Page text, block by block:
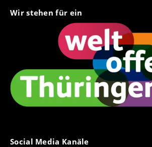
Wir stehen für ein
Social Media Kanäle